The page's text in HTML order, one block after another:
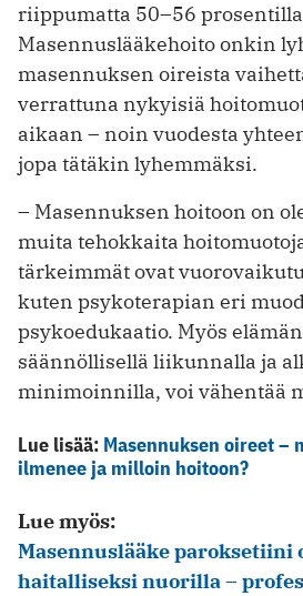
riippumatta 50–56
Masennuslääkehoito onkin
masennuksen oireista
verrattuna nykyisiä
aikaan – noin vuodesta
jopa tätäkin lyhemmäksi.
– Masennuksen hoitoon on
muita tehokkaita
tärkeimmät ovat
kuten psykoterapian eri
psykoedukaatio. Myös
säännöllisellä liikunnalla ja
minimoinnilla, voi vähentää
Lue lisää: Masennuksen oireet –
ilmenee ja milloin hoitoon?
Lue myös:
Masennuslääke paroksetiini
haitalliseksi nuorilla –